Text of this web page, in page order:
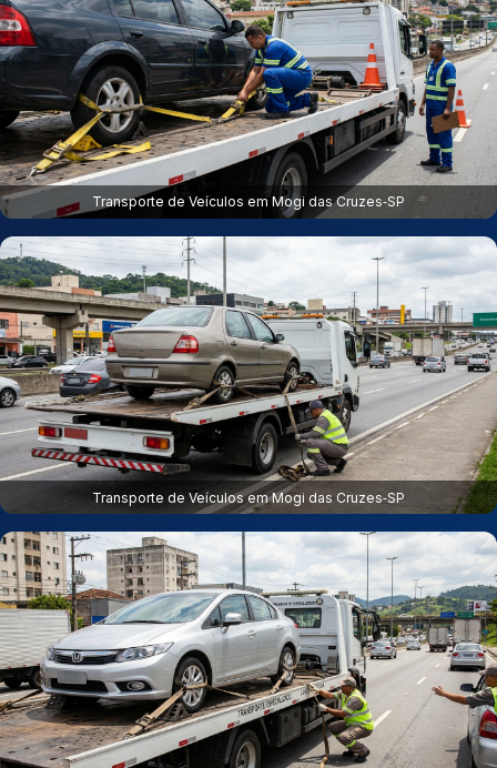
Transporte de Veículos em Mogi das Cruzes‑SP
Transporte de Veículos em Mogi das Cruzes‑SP